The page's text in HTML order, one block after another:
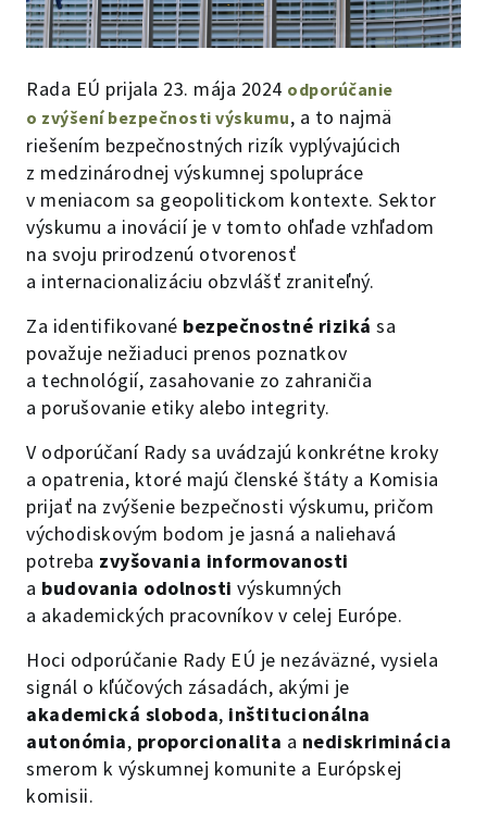
Rada EÚ prijala 23. mája 2024 odporúčanie
o zvýšení bezpečnosti výskumu, a to najmä
riešením bezpečnostných rizík vyplývajúcich
z medzinárodnej výskumnej spolupráce
v meniacom sa geopolitickom kontexte. Sektor
výskumu a inovácií je v tomto ohľade vzhľadom
na svoju prirodzenú otvorenosť
a internacionalizáciu obzvlášť zraniteľný.
Za identifikované bezpečnostné riziká sa
považuje nežiaduci prenos poznatkov
a technológií, zasahovanie zo zahraničia
a porušovanie etiky alebo integrity.
V odporúčaní Rady sa uvádzajú konkrétne kroky
a opatrenia, ktoré majú členské štáty a Komisia
prijať na zvýšenie bezpečnosti výskumu, pričom
východiskovým bodom je jasná a naliehavá
potreba zvyšovania informovanosti
a budovania odolnosti výskumných
a akademických pracovníkov v celej Európe.
Hoci odporúčanie Rady EÚ je nezáväzné, vysiela
signál o kľúčových zásadách, akými je
akademická sloboda, inštitucionálna
autonómia, proporcionalita a nediskriminácia
smerom k výskumnej komunite a Európskej
komisii.